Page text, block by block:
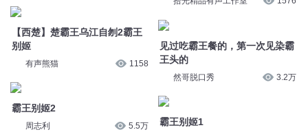
【西楚】楚霸王乌江自刎2霸王
有声熊猫
霸王别姬2
周志利
见过吃霸王餐的，第一次见染霸
然哥脱口秀
霸王别姬1
周志利